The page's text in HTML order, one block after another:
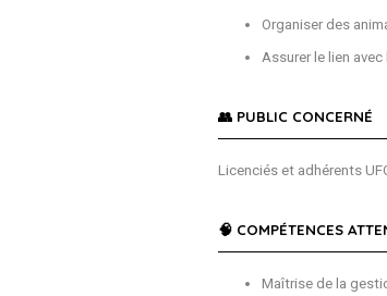
Organiser des
Assurer le lien avec
👥 PUBLIC CONCERNÉ
Licenciés et adhérents
🧠 COMPÉTENCES
Maîtrise de la